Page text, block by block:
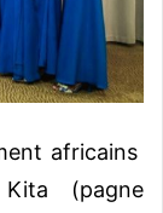
africains
(pagne